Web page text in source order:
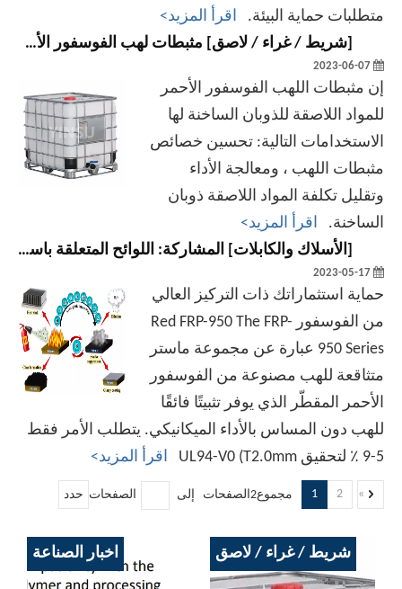
متطلبات حماية البيئة. اقرأ المزيد>
شريط / غراء / لاصق مثبطات لهب الفوسفور الأحمر في تطبيق المواد اللاصقة ذوبان الساخنة
2023-06-07
إن مثبطات اللهب الفوسفور الأحمر
للمواد اللاصقة للذوبان الساخنة لها
الاستخدامات التالية: تحسين خصائص
مثبطات اللهب ، ومعالجة الأداء
وتقليل تكلفة المواد اللاصقة ذوبان
الساخنة. اقرأ المزيد>
الأسلاك والكابلات المشاركة: اللوائح المتعلقة باستخدام مثبطات اللهب في مواد الأسلاك والكابلات
2023-05-17
حماية استثماراتك ذات التركيز العالي
من الفوسفور Red FRP-950 The FRP-
950 Series عبارة عن مجموعة ماستر
متثاقعة للهب مصنوعة من الفوسفور
الأحمر المقطّر الذي يوفر تثبيتًا فائقًا
للهب دون المساس بالأداء الميكانيكي. يتطلب الأمر فقط
5-9 ٪ لتحقيق UL94-V0 (T2.0mm
اقرأ المزيد>
1 2 » مجموع2الصفحات إلى الصفحات حدد
اخبار الصناعة شريط / غراء / لاصق